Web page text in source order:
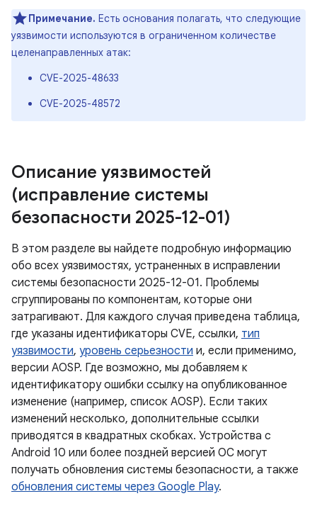
Примечание. Есть основания полагать, что следующие
уязвимости используются в ограниченном количестве
целенаправленных атак:
CVE-2025-48633
CVE-2025-48572
Описание уязвимостей
(исправление системы
безопасности 2025-12-01)
В этом разделе вы найдете подробную информацию
обо всех уязвимостях, устраненных в исправлении
системы безопасности 2025-12-01. Проблемы
сгруппированы по компонентам, которые они
затрагивают. Для каждого случая приведена таблица,
где указаны идентификаторы CVE, ссылки, тип
уязвимости, уровень серьезности и, если применимо,
версии AOSP. Где возможно, мы добавляем к
идентификатору ошибки ссылку на опубликованное
изменение (например, список AOSP). Если таких
изменений несколько, дополнительные ссылки
приводятся в квадратных скобках. Устройства с
Android 10 или более поздней версией ОС могут
получать обновления системы безопасности, а также
обновления системы через Google Play.